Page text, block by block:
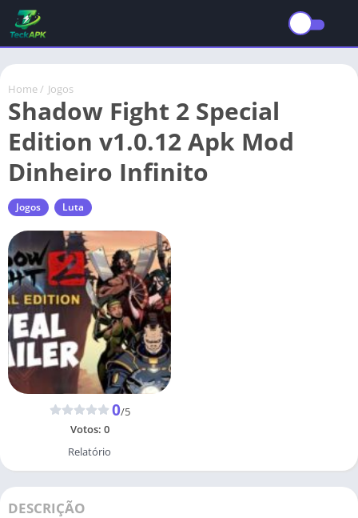
Home / Jogos
Shadow Fight 2 Special
Edition v1.0.12 Apk Mod
Dinheiro Infinito
Jogos Luta
0/5
Votos: 0
Relatório
DESCRIÇÃO